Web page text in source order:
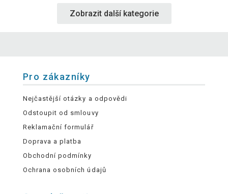
Zobrazit další kategorie
Pro zákazníky
Nejčastější otázky a odpovědi
Odstoupit od smlouvy
Reklamační formulář
Doprava a platba
Obchodní podmínky
Ochrana osobních údajů